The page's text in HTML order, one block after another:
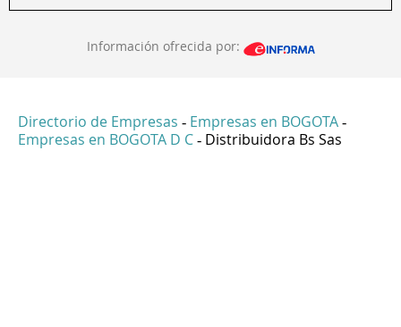
Información ofrecida por:
Directorio de Empresas - Empresas en BOGOTA -
Empresas en BOGOTA D C - Distribuidora Bs Sas